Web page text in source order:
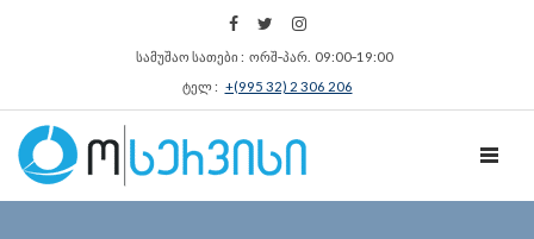
სამუშაო სათები : ორშ‑პარ. 09:00‑19:00
ტელ : +(995 32) 2 306 206